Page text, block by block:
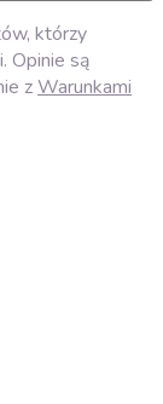
którzy
Opinie są
zWarunkami